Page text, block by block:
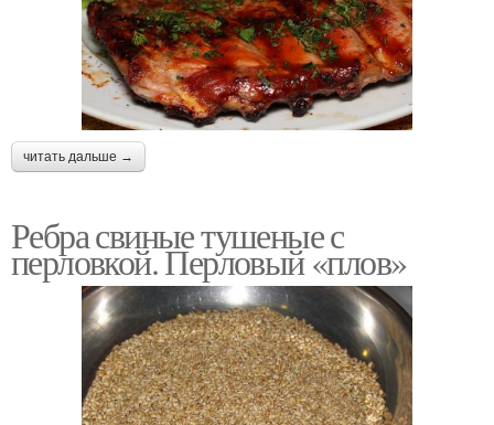
читать дальше →
Ребра свиные тушеные с
перловкой. Перловый «плов»